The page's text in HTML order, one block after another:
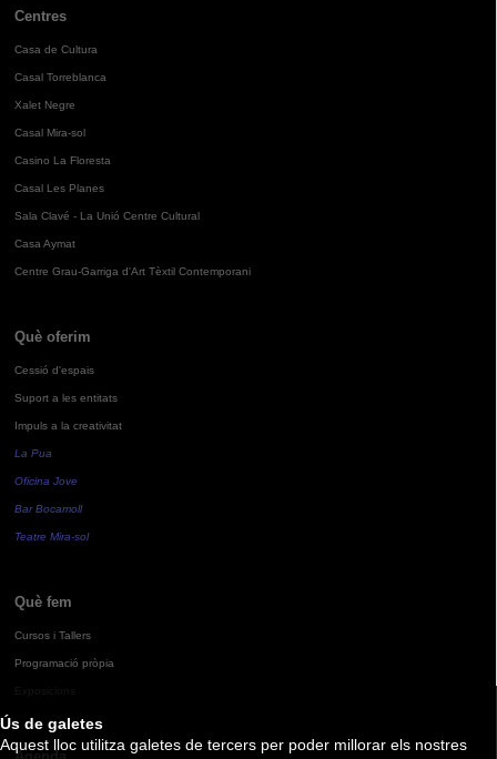
Ús de galetes
Aquest lloc utilitza galetes de tercers per poder millorar els nostres
Centres
Casa de Cultura
Casal Torreblanca
Xalet Negre
Casal Mira-sol
Casino La Floresta
Casal Les Planes
Sala Clavé - La Unió Centre Cultural
Casa Aymat
Centre Grau-Garriga d'Art Tèxtil Contemporani
Què oferim
Cessió d'espais
Suport a les entitats
Impuls a la creativitat
La Pua
Oficina Jove
Bar Bocamoll
Teatre Mira-sol
Què fem
Cursos i Tallers
Programació pròpia